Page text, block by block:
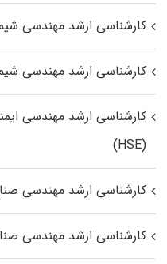
کارشناسی ارشد مهندسی
کارشناسی ارشد مهندسی
کارشناسی ارشد مهندسی
(HSE)
کارشناسی ارشد مهندسی
کارشناسی ارشد مهندسی